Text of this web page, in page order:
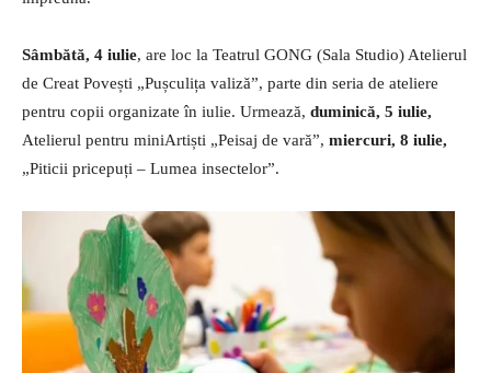
Sâmbătă, 4 iulie, are loc la Teatrul GONG (Sala Studio) Atelierul
de Creat Povești „Pușculița valiză”, parte din seria de ateliere
pentru copii organizate în iulie. Urmează, duminică, 5 iulie,
Atelierul pentru miniArtiști „Peisaj de vară”, miercuri, 8 iulie,
„Piticii pricepuți – Lumea insectelor”.